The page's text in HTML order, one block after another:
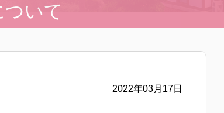
いて
2022年03月17日